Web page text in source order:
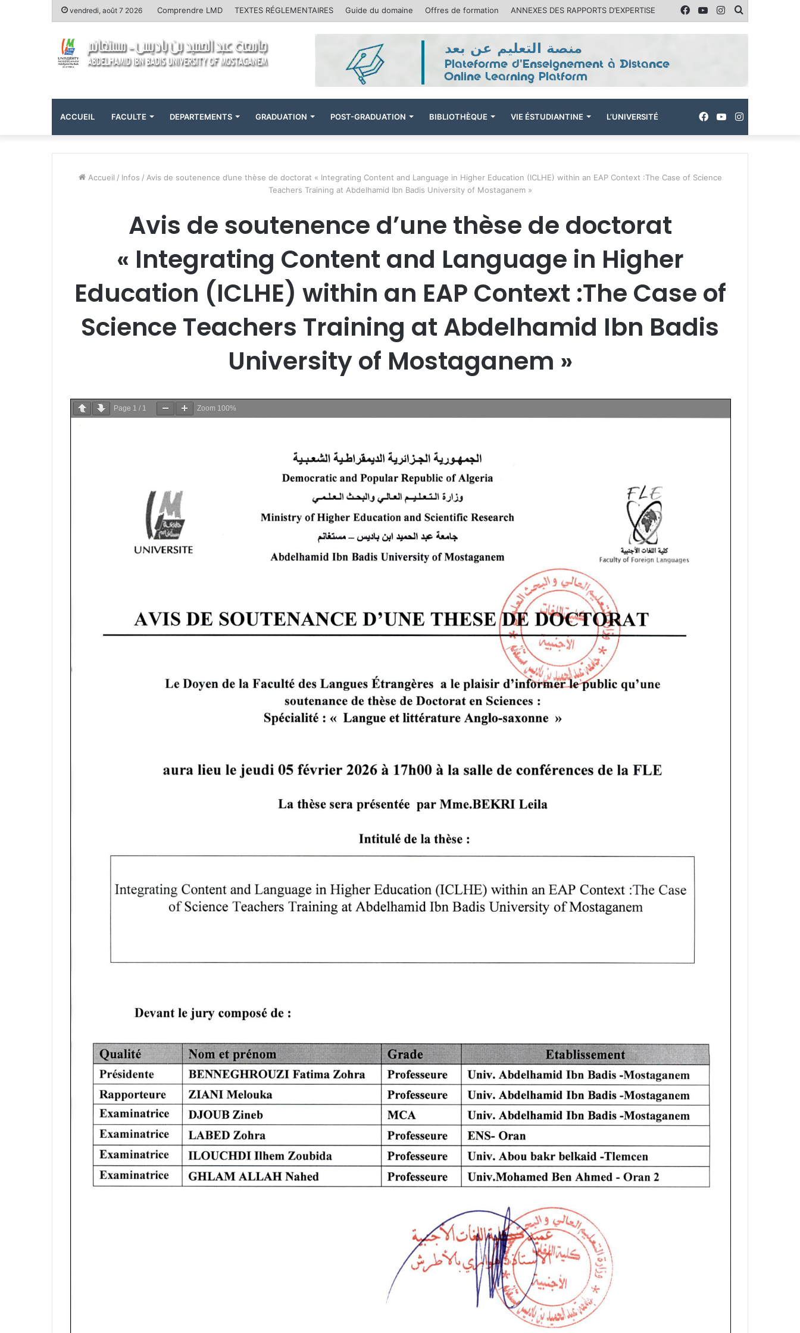
vendredi, août 7 2026 Comprendre LMD TEXTES RÉGLEMENTAIRES Guide du domaine Offres de formation ANNEXES DES RAPPORTS D’EXPERTISE Rechercher
Instagram
YouTube
Facebook
ACCUEIL FACULTE DEPARTEMENTS GRADUATION POST-GRADUATION BIBLIOTHÈQUE VIE ÉSTUDIANTINE L’UNIVERSITÉ Instagram
YouTube
Facebook
Accueil / Infos / Avis de soutenence d’une thèse de doctorat « Integrating Content and Language in Higher Education (ICLHE) within an EAP Context :The Case of Science
Teachers Training at Abdelhamid Ibn Badis University of Mostaganem »
Avis de soutenence d’une thèse de doctorat
« Integrating Content and Language in Higher
Education (ICLHE) within an EAP Context :The Case of
Science Teachers Training at Abdelhamid Ibn Badis
University of Mostaganem »
Page 1 / 1 Zoom 100%